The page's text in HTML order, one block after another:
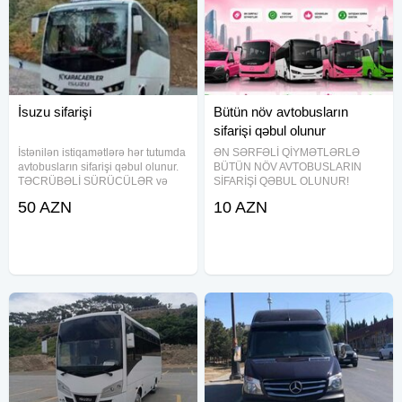
İsuzu sifarişi
İstənilən istiqamətlərə hər tutumda
avtobusların sifarişi qəbul olunur.
TƏCRÜBƏLİ SÜRÜCÜLƏR və
xidmətinizdə. Şirkətlərdə aylıq
50 AZN
Bütün növ avtobusların
sifarişi qəbul olunur
ƏN SƏRFƏLİ QİYMƏTLƏRLƏ
BÜTÜN NÖV AVTOBUSLARIN
SİFARİŞİ QƏBUL OLUNUR!
və sərnişin tutumu: Mercedes Vito
10 AZN